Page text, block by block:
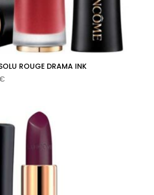
ROUGE DRAMA INK
Rango
25,97€
hasta
28,33€